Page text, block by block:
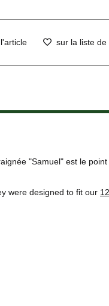
sur la liste de
"Samuel" est le
were designed to fit our